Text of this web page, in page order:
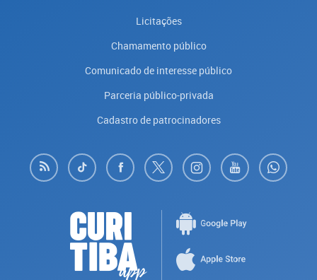
Licitações
Chamamento público
Comunicado de interesse público
Parceria público-privada
Cadastro de patrocinadores